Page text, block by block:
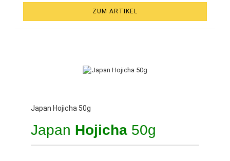
ZUM ARTIKEL
Japan Hojicha 50g
Japan Hojicha 50g